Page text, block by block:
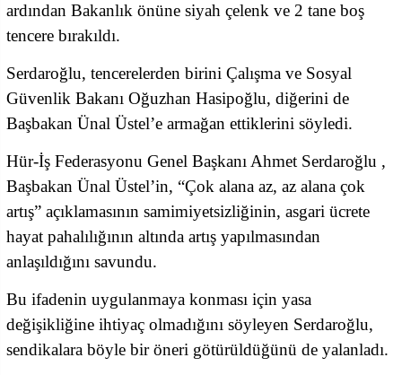
ardından Bakanlık önüne siyah çelenk ve 2 tane boş
tencere bırakıldı.
Serdaroğlu, tencerelerden birini Çalışma ve Sosyal
Güvenlik Bakanı Oğuzhan Hasipoğlu, diğerini de
Başbakan Ünal Üstel’e armağan ettiklerini söyledi.
Hür-İş Federasyonu Genel Başkanı Ahmet Serdaroğlu ,
Başbakan Ünal Üstel’in, “Çok alana az, az alana çok
artış” açıklamasının samimiyetsizliğinin, asgari ücrete
hayat pahalılığının altında artış yapılmasından
anlaşıldığını savundu.
Bu ifadenin uygulanmaya konması için yasa
değişikliğine ihtiyaç olmadığını söyleyen Serdaroğlu,
sendikalara böyle bir öneri götürüldüğünü de yalanladı.